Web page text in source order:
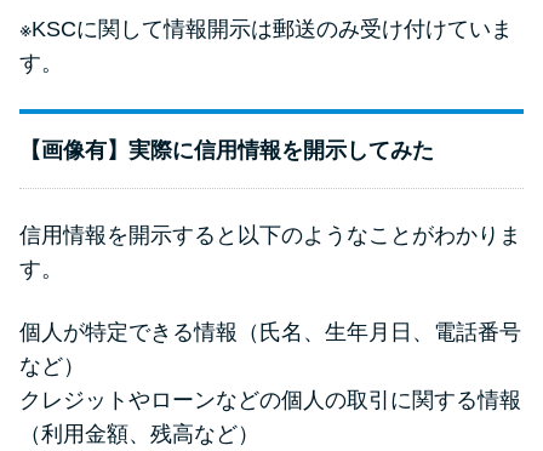
※KSCに関して情報開示は郵送のみ受け付けていま
す。
【画像有】実際に信用情報を開示してみた
信用情報を開示すると以下のようなことがわかりま
す。
個人が特定できる情報（氏名、生年月日、電話番号
など）
クレジットやローンなどの個人の取引に関する情報
（利用金額、残高など）